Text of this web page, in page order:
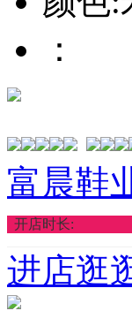
：
富晨鞋
开店时长:
进店逛